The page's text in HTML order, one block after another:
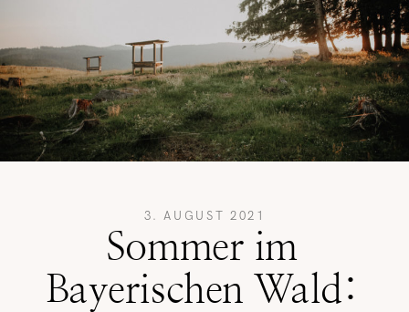
3. AUGUST 2021
Sommer im
Bayerischen Wald:
REISEN
WANDERN
REISETIPPS